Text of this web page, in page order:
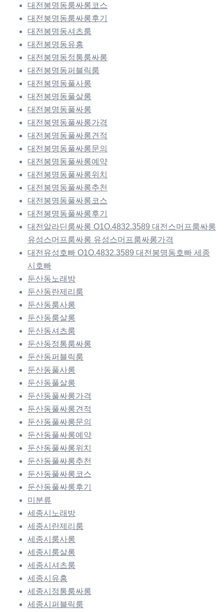
대전봉명동룸싸롱코스
대전봉명동룸싸롱후기
대전봉명동셔츠룸
대전봉명동유흥
대전봉명동정통룸싸롱
대전봉명동퍼블릭룸
대전봉명동풀사롱
대전봉명동풀살롱
대전봉명동풀싸롱
대전봉명동풀싸롱가격
대전봉명동풀싸롱견적
대전봉명동풀싸롱문의
대전봉명동풀싸롱예약
대전봉명동풀싸롱위치
대전봉명동풀싸롱추천
대전봉명동풀싸롱코스
대전봉명동풀싸롱후기
대전알라딘룸싸롱 O1O.4832.3589 대전스머프룸싸롱
유성스머프룸싸롱 유성스머프룸싸롱가격
대전유성호빠 O1O.4832.3589 대전봉명동호빠 세종
시호빠
둔산동노래방
둔산동란제리룸
둔산동룸사롱
둔산동룸살롱
둔산동셔츠룸
둔산동정통룸싸롱
둔산동퍼블릭룸
둔산동풀사롱
둔산동풀살롱
둔산동풀싸롱가격
둔산동풀싸롱견적
둔산동풀싸롱문의
둔산동풀싸롱예약
둔산동풀싸롱위치
둔산동풀싸롱추천
둔산동풀싸롱코스
둔산동풀싸롱후기
미분류
세종시노래방
세종시란제리룸
세종시룸사롱
세종시룸살롱
세종시셔츠룸
세종시유흥
세종시정통룸싸롱
세종시퍼블릭룸